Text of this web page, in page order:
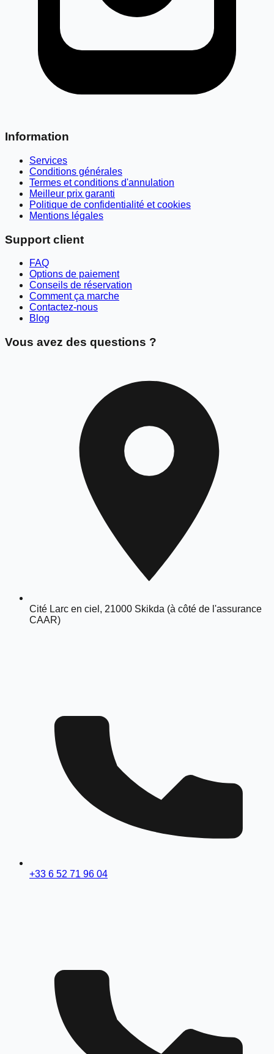
Information
Services
Conditions générales
Termes et conditions d'annulation
Meilleur prix garanti
Politique de confidentialité et cookies
Mentions légales
Support client
FAQ
Options de paiement
Conseils de réservation
Comment ça marche
Contactez-nous
Blog
Vous avez des questions ?
Cité Larc en ciel, 21000 Skikda (à côté de l'assurance
CAAR)
+33 6 52 71 96 04